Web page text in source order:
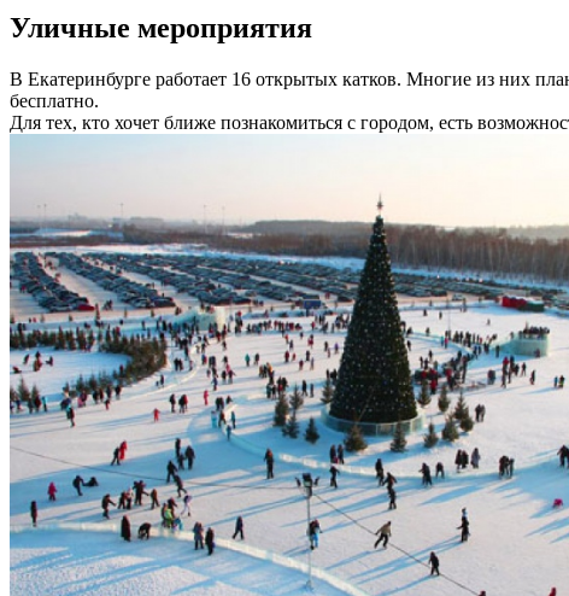
Уличные мероприятия
В Екатеринбурге работает 16 открытых катков. Многие из них
бесплатно.
Для тех, кто хочет ближе познакомиться с городом, есть